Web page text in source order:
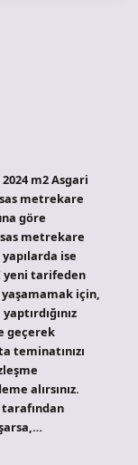
m2 Asgari
metrekare
göre
metrekare
yapılarda ise
yeni tarifeden
yaşamamak için,
geçerek
teminatınızı
alırsınız.
tarafından